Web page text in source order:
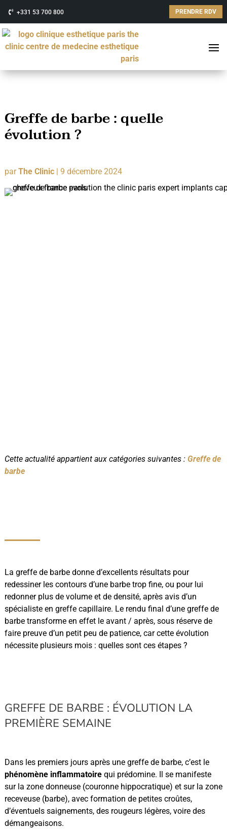
+331 53 700 800 PRENDRE RDV
Greffe de barbe : quelle
évolution ?
parThe Clinic| 9 décembre 2024
Cette actualité appartient aux catégories suivantes : Greffe de
barbe
La greffe de barbe donne d’excellents résultats pour
redessiner les contours d’une barbe trop fine, ou pour lui
redonner plus de volume et de densité, après avis d’un
spécialiste en greffe capillaire. Le rendu final d’une greffe de
barbe transforme en effet le avant / après, sous réserve de
faire preuve d’un petit peu de patience, car cette évolution
nécessite plusieurs mois : quelles sont ces étapes ?
GREFFE DE BARBE : ÉVOLUTION LA
PREMIÈRE SEMAINE
Dans les premiers jours après une greffe de barbe, c’est le
phénomène inflammatoirequi prédomine. Il se manifeste
sur la zone donneuse (couronne hippocratique) et sur la zone
receveuse (barbe), avec formation de petites croûtes,
d’éventuels saignements, des rougeurs légères, voire des
démangeaisons.